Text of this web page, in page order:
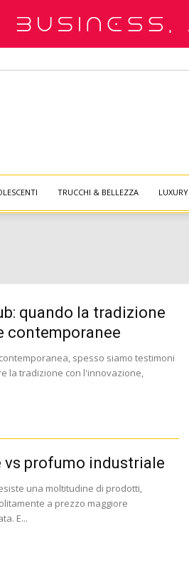
TRUCCHI & BELLEZZA LUXURY
quando la tradizione
contemporanee
spesso siamo testimoni
la tradizione con l'innovazione,
profumo industriale
una moltitudine di prodotti,
a prezzo maggiore
E...